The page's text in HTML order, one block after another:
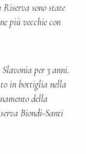
sono state
più vecchie con
per 3 anni.
in bottiglia nella
della
Biondi-Santi